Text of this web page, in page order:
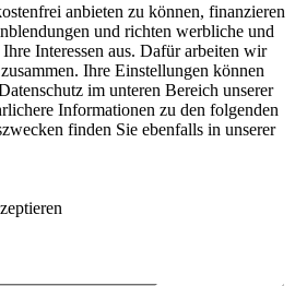
anbieten zu können, finanzieren
und richten werbliche und
Interessen aus. Dafür arbeiten wir
Ihre Einstellungen können
im unteren Bereich unserer
Informationen zu den folgenden
finden Sie ebenfalls in unserer